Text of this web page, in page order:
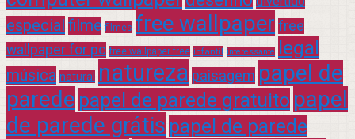
especial filme filmes free wallpaper free
wallpaper for pc free wallpaper free infantil interessante legal
música natural natureza paisagem papel de
parede papel de parede gratuito papel
de parede grátis papel de parede